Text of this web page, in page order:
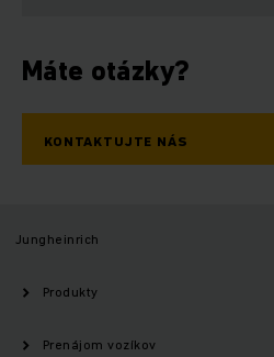
Máte otázky?
KONTAKTUJTE NÁS
Jungheinrich
Produkty
Prenájom vozíkov